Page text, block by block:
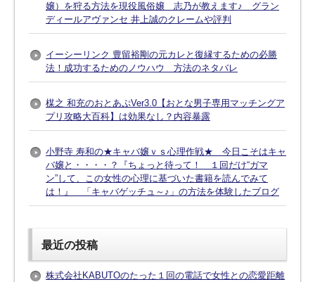
嬢）を狩る方法を現役風俗嬢 志乃が教えます♪ グラン
ディールアヴァンセ 井上誠のクレームや評判
イーシーリンク 豊留裕剛の元カレと復縁するための必勝
法！成功するためのノウハウ 方法のネタバレ
楳之 和充のおとあぷVer3.0【おとな男子専用マッチングア
プリ攻略大百科】は効果なし？内容暴露
小野寺 寿和の★キャバ嬢ｖｓ心理作戦★ 今日こそはキャ
バ嬢と・・・・？『ちょっと待って！ １回だけ“ガマ
ン”して、この女性の心理に基づいた書籍を読んでみて
は！』 「キャバゲッチュ～♪」の方法を体験したブログ
最近の投稿
株式会社KABUTOのたった１回の電話で女性との恋愛距離